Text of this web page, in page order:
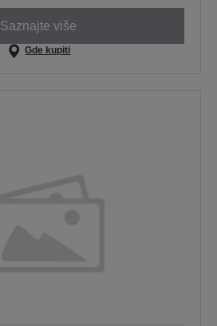
Saznajte više
Gde kupiti